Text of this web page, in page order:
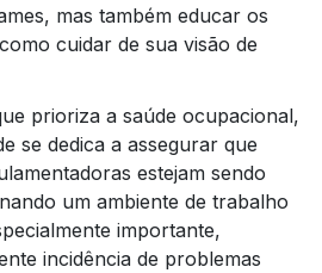
mas também educar os
cuidar de sua visão de
prioriza a saúde ocupacional,
se dedica a assegurar que
estejam sendo
um ambiente de trabalho
importante,
incidência de problemas